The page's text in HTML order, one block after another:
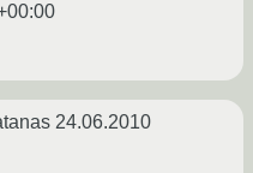
24.06.2010